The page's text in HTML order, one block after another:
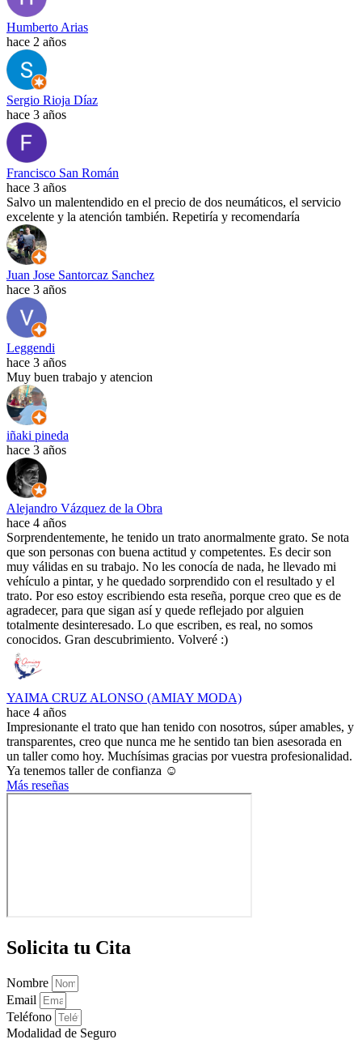
Humberto Arias
hace 2 años
Sergio Rioja Díaz
hace 3 años
Francisco San Román
hace 3 años
Salvo un malentendido en el precio de dos neumáticos, el servicio
excelente y la atención también. Repetiría y recomendaría
Juan Jose Santorcaz Sanchez
hace 3 años
Leggendi
hace 3 años
Muy buen trabajo y atencion
iñaki pineda
hace 3 años
Alejandro Vázquez de la Obra
hace 4 años
Sorprendentemente, he tenido un trato anormalmente grato. Se nota
que son personas con buena actitud y competentes. Es decir son
muy válidas en su trabajo. No les conocía de nada, he llevado mi
vehículo a pintar, y he quedado sorprendido con el resultado y el
trato. Por eso estoy escribiendo esta reseña, porque creo que es de
agradecer, para que sigan así y quede reflejado por alguien
totalmente desinteresado. Lo que escriben, es real, no somos
conocidos. Gran descubrimiento. Volveré :)
YAIMA CRUZ ALONSO (AMIAY MODA)
hace 4 años
Impresionante el trato que han tenido con nosotros, súper amables, y
transparentes, creo que nunca me he sentido tan bien asesorada en
un taller como hoy. Muchísimas gracias por vuestra profesionalidad.
Ya tenemos taller de confianza ☺️
Más reseñas
Solicita tu Cita
Nombre
Email
Teléfono
Modalidad de Seguro